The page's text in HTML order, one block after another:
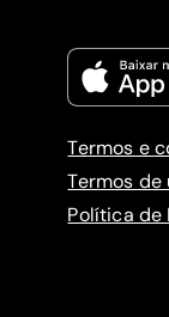
Termos e
Termos de
Política de